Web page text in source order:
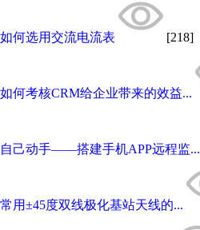
如何选用交流电流表 [218]
如何考核CRM给企业带来的效益...
自己动手——搭建手机APP远程监...
常用±45度双线极化基站天线的...